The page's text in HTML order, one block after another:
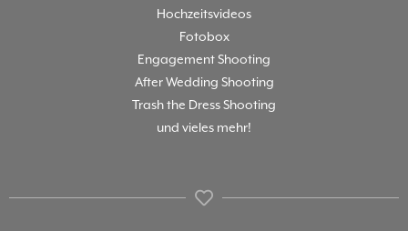
Hochzeitsvideos
Fotobox
Engagement Shooting
After Wedding Shooting
Trash the Dress Shooting
und vieles mehr!